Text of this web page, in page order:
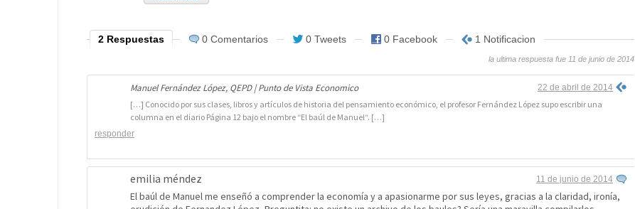
2 Respuestas 0 Comentarios 0 Tweets 0 Facebook 1 Notificacion
la ultima respuesta fue 11 de junio de 2014
Manuel Fernández López, QEPD | Punto de Vista Economico 22 de abril de 2014
[…] Conocido por sus clases, libros y artículos de historia del pensamiento económico, el profesor Fernández López supo escribir una
columna en el diario Página 12 bajo el nombre “El baúl de Manuel“. […]
responder
emilia méndez 11 de junio de 2014
El baúl de Manuel me enseñó a comprender la economía y a apasionarme por sus leyes, gracias a la claridad, ironía,